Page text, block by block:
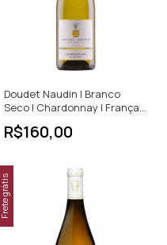
Doudet Naudin | Branco
Seco | Chardonnay | França |
750ml
R$160,00
Frete grátis